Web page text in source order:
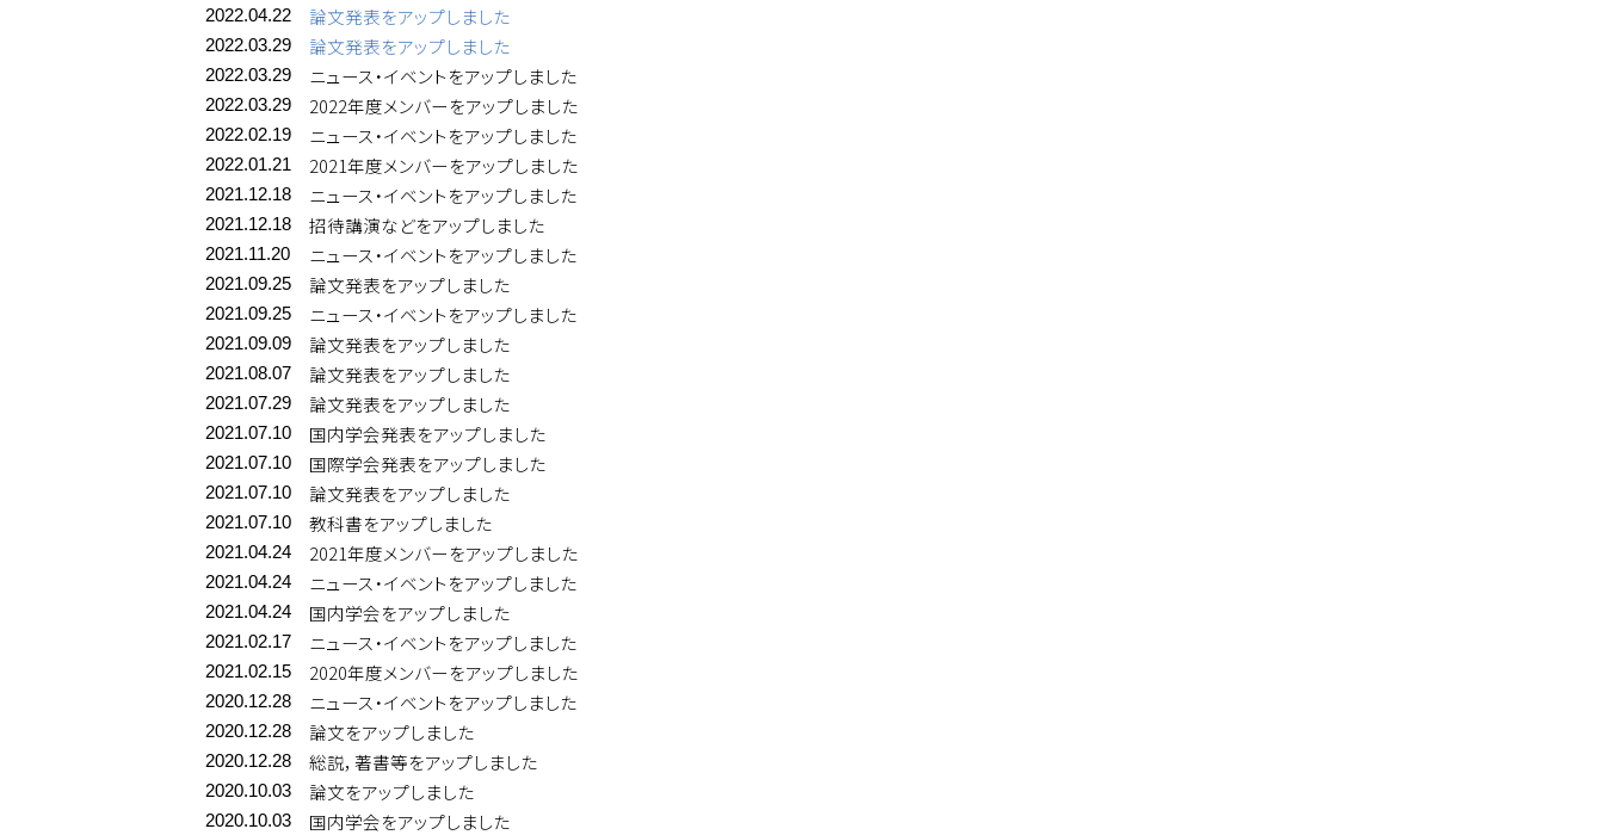
2022.04.22 論文発表をアップしました
2022.03.29 論文発表をアップしました
2022.03.29 ニュース・イベントをアップしました
2022.03.29 2022年度メンバーをアップしました
2022.02.19 ニュース・イベントをアップしました
2022.01.21 2021年度メンバーをアップしました
2021.12.18 ニュース・イベントをアップしました
2021.12.18 招待講演などをアップしました
2021.11.20 ニュース・イベントをアップしました
2021.09.25 論文発表をアップしました
2021.09.25 ニュース・イベントをアップしました
2021.09.09 論文発表をアップしました
2021.08.07 論文発表をアップしました
2021.07.29 論文発表をアップしました
2021.07.10 国内学会発表をアップしました
2021.07.10 国際学会発表をアップしました
2021.07.10 論文発表をアップしました
2021.07.10 教科書をアップしました
2021.04.24 2021年度メンバーをアップしました
2021.04.24 ニュース・イベントをアップしました
2021.04.24 国内学会をアップしました
2021.02.17 ニュース・イベントをアップしました
2021.02.15 2020年度メンバーをアップしました
2020.12.28 ニュース・イベントをアップしました
2020.12.28 論文をアップしました
2020.12.28 総説，著書等をアップしました
2020.10.03 論文をアップしました
2020.10.03 国内学会をアップしました